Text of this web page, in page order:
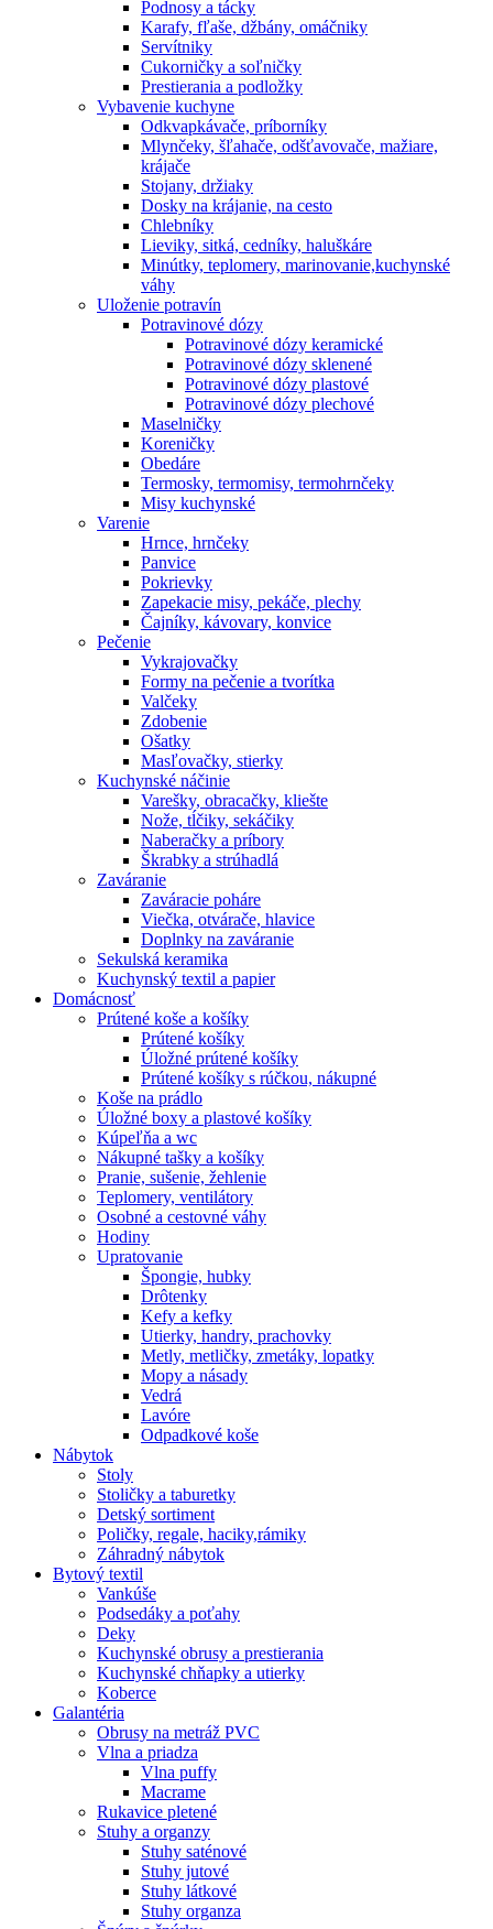
Podnosy a tácky
Karafy, fľaše, džbány, omáčniky
Servítniky
Cukorničky a soľničky
Prestierania a podložky
Vybavenie kuchyne
Odkvapkávače, príborníky
Mlynčeky, šľahače, odšťavovače, mažiare,
krájače
Stojany, držiaky
Dosky na krájanie, na cesto
Chlebníky
Lieviky, sitká, cedníky, haluškáre
Minútky, teplomery, marinovanie,kuchynské
váhy
Uloženie potravín
Potravinové dózy
Potravinové dózy keramické
Potravinové dózy sklenené
Potravinové dózy plastové
Potravinové dózy plechové
Maselničky
Koreničky
Obedáre
Termosky, termomisy, termohrnčeky
Misy kuchynské
Varenie
Hrnce, hrnčeky
Panvice
Pokrievky
Zapekacie misy, pekáče, plechy
Čajníky, kávovary, konvice
Pečenie
Vykrajovačky
Formy na pečenie a tvorítka
Valčeky
Zdobenie
Ošatky
Masľovačky, stierky
Kuchynské náčinie
Varešky, obracačky, kliešte
Nože, tĺčiky, sekáčiky
Naberačky a príbory
Škrabky a strúhadlá
Zaváranie
Zaváracie poháre
Viečka, otvárače, hlavice
Doplnky na zaváranie
Sekulská keramika
Kuchynský textil a papier
Domácnosť
Prútené koše a košíky
Prútené košíky
Úložné prútené košíky
Prútené košíky s rúčkou, nákupné
Koše na prádlo
Úložné boxy a plastové košíky
Kúpeľňa a wc
Nákupné tašky a košíky
Pranie, sušenie, žehlenie
Teplomery, ventilátory
Osobné a cestovné váhy
Hodiny
Upratovanie
Špongie, hubky
Drôtenky
Kefy a kefky
Utierky, handry, prachovky
Metly, metličky, zmetáky, lopatky
Mopy a násady
Vedrá
Lavóre
Odpadkové koše
Nábytok
Stoly
Stoličky a taburetky
Detský sortiment
Poličky, regale, haciky,rámiky
Záhradný nábytok
Bytový textil
Vankúše
Podsedáky a poťahy
Deky
Kuchynské obrusy a prestierania
Kuchynské chňapky a utierky
Koberce
Galantéria
Obrusy na metráž PVC
Vlna a priadza
Vlna puffy
Macrame
Rukavice pletené
Stuhy a organzy
Stuhy saténové
Stuhy jutové
Stuhy látkové
Stuhy organza